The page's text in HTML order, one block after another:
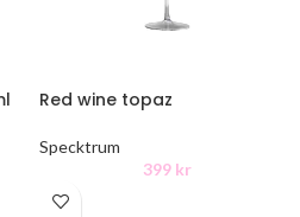
Red wine topaz
Specktrum
399 kr